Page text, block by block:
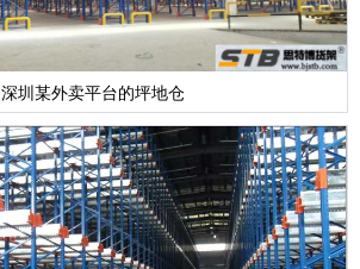
深圳某外卖平台的坪地仓